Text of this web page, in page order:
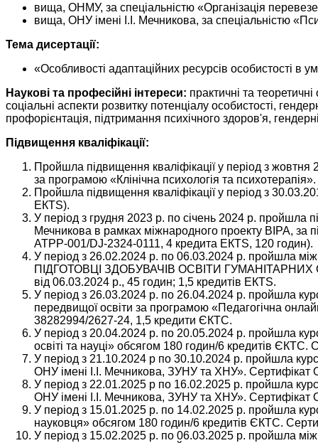
вища, ОНМУ, за спеціальністю «Організація
вища, ОНУ імені І.І. Мечникова, за спеціальністю
Тема дисертації:
«Особливості адаптаційних ресурсів особистості в
Наукові та професійні інтереси: практичні та
соціальні аспекти розвитку потенціалу особистості,
профорієнтація, підтримання психічного здоров'я,
Підвищення кваліфікації:
Пройшла підвищення кваліфікації у період з
за програмою «Клінічна психологія та психотерапія».
Пройшла підвищення кваліфікації у період з
ЕКТS).
У період з грудня 2023 р. по січень 2024 р. пройшла
Мечникова в рамках міжнародного проекту ВІРА, за
АТРР-001/DJ-2324-0111, 4 кредита ЕКТS, 120 годин).
У період з 26.02.2024 р. по 06.03.2024 р. пройшла
ПІДГОТОВЦІ ЗДОБУВАЧІВ ОСВІТИ
від 06.03.2024 р., 45 годин; 1,5 кредитів ЕКТS.
У період з 26.03.2024 р. по 26.04.2024 р. пройшла
передвищої освіти за програмою «Педагогічна
38282994/2627-24, 1,5 кредити ЄКТС.
У період з 20.04.2024 р. по 20.05.2024 р. пройшла
освіті та науці» обсягом 180 годин/6 кредитів
У період з 21.10.2024 р по 30.10.2024 р. пройшла
ОНУ імені І.І. Мечникова, ЗУНУ та ХНУ».
У період з 22.01.2025 р по 16.02.2025 р. пройшла курс
ОНУ імені І.І. Мечникова, ЗУНУ та ХНУ».
У період з 15.01.2025 р. по 14.02.2025 р. пройшла
науковця» обсягом 180 годин/6 кредитів ЄКТС.
У період з 15.02.2025 р. по 06.03.2025 р.